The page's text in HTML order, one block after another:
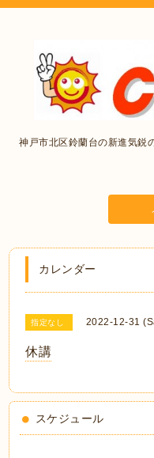
神戸市北区鈴蘭台の新進気
カレンダー
指定なし 2022-12-31
休講
スケジュール